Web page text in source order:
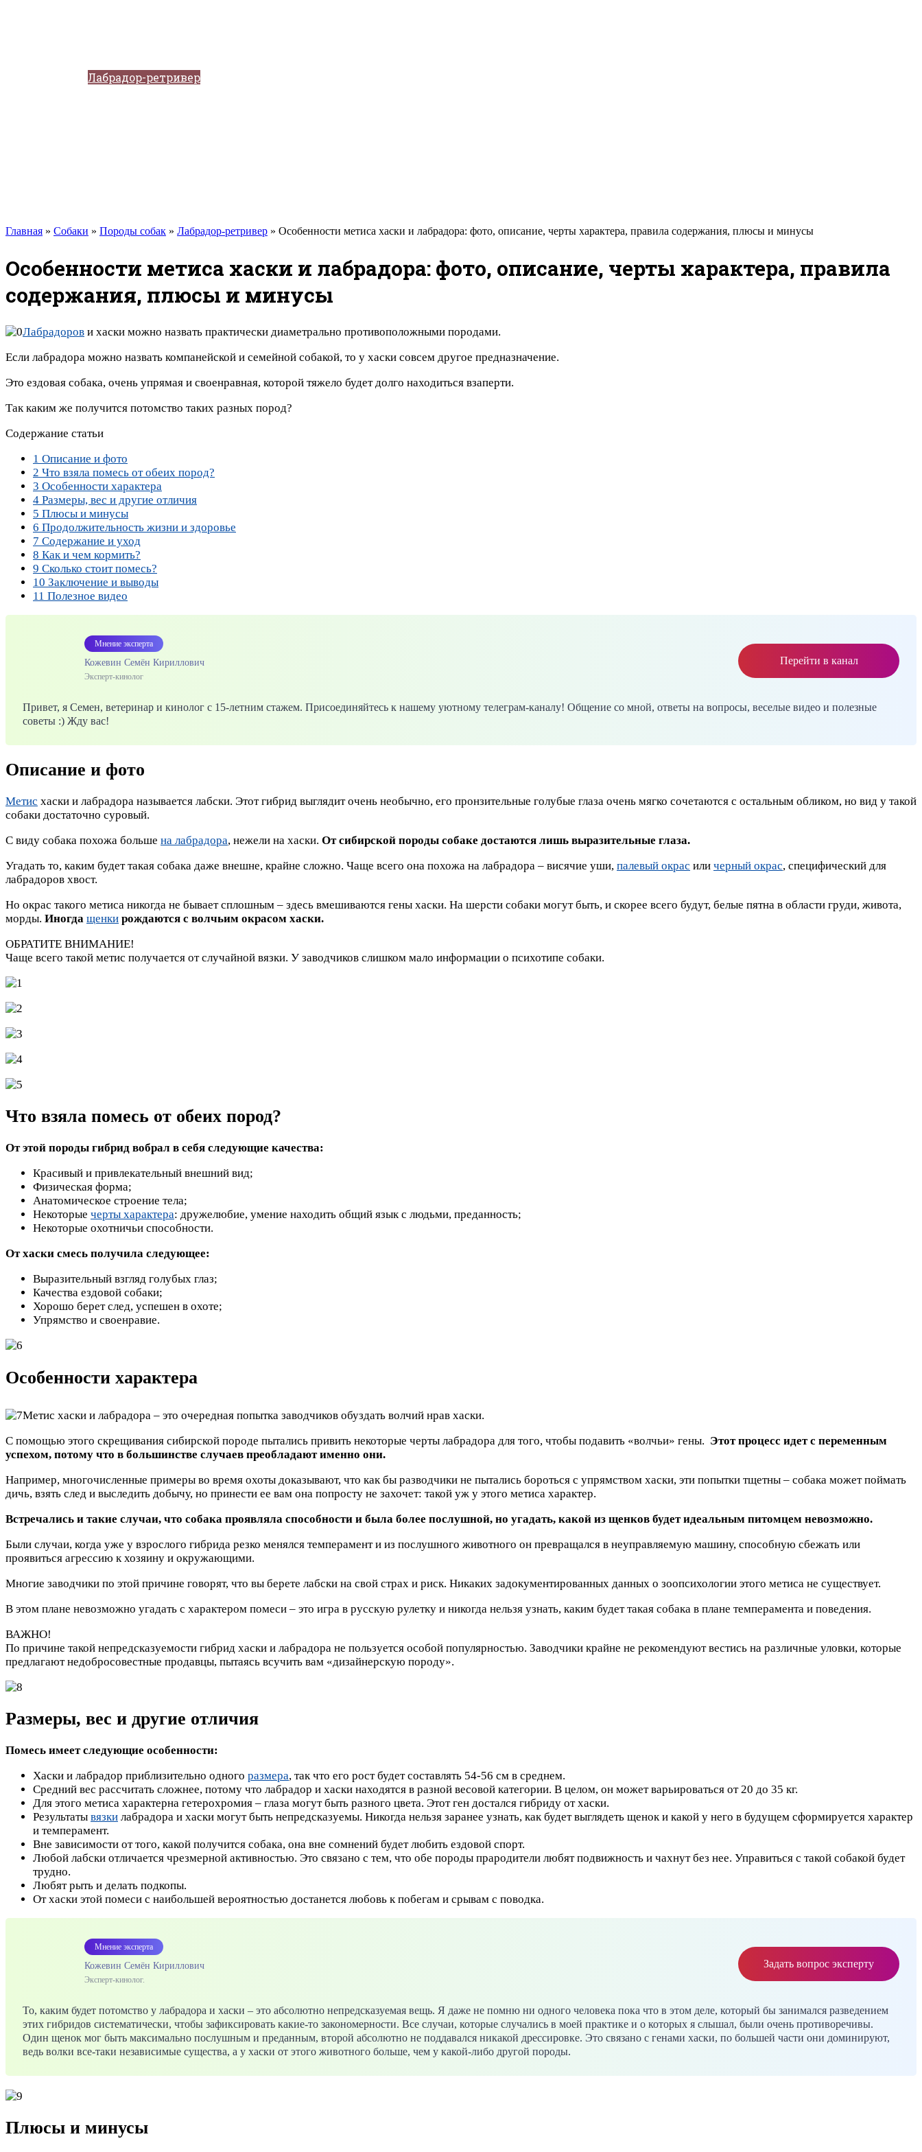
Лабрадор-ретривер
Главная » Собаки » Породы собак » Лабрадор-ретривер » Особенности метиса хаски и лабрадора: фото, описание, черты характера, правила содержания, плюсы и минусы
Особенности метиса хаски и лабрадора: фото, описание, черты характера, правила
содержания, плюсы и минусы
Лабрадоров и хаски можно назвать практически диаметрально противоположными породами.
Если лабрадора можно назвать компанейской и семейной собакой, то у хаски совсем другое предназначение.
Это ездовая собака, очень упрямая и своенравная, которой тяжело будет долго находиться взаперти.
Так каким же получится потомство таких разных пород?
Содержание статьи
1 Описание и фото
2 Что взяла помесь от обеих пород?
3 Особенности характера
4 Размеры, вес и другие отличия
5 Плюсы и минусы
6 Продолжительность жизни и здоровье
7 Содержание и уход
8 Как и чем кормить?
9 Сколько стоит помесь?
10 Заключение и выводы
11 Полезное видео
Мнение эксперта
Кожевин Семён Кириллович
Эксперт-кинолог
Перейти в канал
Привет, я Семен, ветеринар и кинолог с 15-летним стажем. Присоединяйтесь к нашему уютному телеграм-каналу! Общение со мной, ответы на вопросы, веселые видео и полезные
советы :) Жду вас!
Описание и фото
Метис хаски и лабрадора называется лабски. Этот гибрид выглядит очень необычно, его пронзительные голубые глаза очень мягко сочетаются с остальным обликом, но вид у такой
собаки достаточно суровый.
С виду собака похожа больше на лабрадора, нежели на хаски. От сибирской породы собаке достаются лишь выразительные глаза.
Угадать то, каким будет такая собака даже внешне, крайне сложно. Чаще всего она похожа на лабрадора – висячие уши, палевый окрас или черный окрас, специфический для
лабрадоров хвост.
Но окрас такого метиса никогда не бывает сплошным – здесь вмешиваются гены хаски. На шерсти собаки могут быть, и скорее всего будут, белые пятна в области груди, живота,
морды. Иногда щенки рождаются с волчьим окрасом хаски.
ОБРАТИТЕ ВНИМАНИЕ!
Чаще всего такой метис получается от случайной вязки. У заводчиков слишком мало информации о психотипе собаки.
Что взяла помесь от обеих пород?
От этой породы гибрид вобрал в себя следующие качества:
Красивый и привлекательный внешний вид;
Физическая форма;
Анатомическое строение тела;
Некоторые черты характера: дружелюбие, умение находить общий язык с людьми, преданность;
Некоторые охотничьи способности.
От хаски смесь получила следующее:
Выразительный взгляд голубых глаз;
Качества ездовой собаки;
Хорошо берет след, успешен в охоте;
Упрямство и своенравие.
Особенности характера
Метис хаски и лабрадора – это очередная попытка заводчиков обуздать волчий нрав хаски.
С помощью этого скрещивания сибирской породе пытались привить некоторые черты лабрадора для того, чтобы подавить «волчьи» гены. Этот процесс идет с переменным
успехом, потому что в большинстве случаев преобладают именно они.
Например, многочисленные примеры во время охоты доказывают, что как бы разводчики не пытались бороться с упрямством хаски, эти попытки тщетны – собака может поймать
дичь, взять след и выследить добычу, но принести ее вам она попросту не захочет: такой уж у этого метиса характер.
Встречались и такие случаи, что собака проявляла способности и была более послушной, но угадать, какой из щенков будет идеальным питомцем невозможно.
Были случаи, когда уже у взрослого гибрида резко менялся темперамент и из послушного животного он превращался в неуправляемую машину, способную сбежать или
проявиться агрессию к хозяину и окружающими.
Многие заводчики по этой причине говорят, что вы берете лабски на свой страх и риск. Никаких задокументированных данных о зоопсихологии этого метиса не существует.
В этом плане невозможно угадать с характером помеси – это игра в русскую рулетку и никогда нельзя узнать, каким будет такая собака в плане темперамента и поведения.
ВАЖНО!
По причине такой непредсказуемости гибрид хаски и лабрадора не пользуется особой популярностью. Заводчики крайне не рекомендуют вестись на различные уловки, которые
предлагают недобросовестные продавцы, пытаясь всучить вам «дизайнерскую породу».
Размеры, вес и другие отличия
Помесь имеет следующие особенности:
Хаски и лабрадор приблизительно одного размера, так что его рост будет составлять 54-56 см в среднем.
Средний вес рассчитать сложнее, потому что лабрадор и хаски находятся в разной весовой категории. В целом, он может варьироваться от 20 до 35 кг.
Для этого метиса характерна гетерохромия – глаза могут быть разного цвета. Этот ген достался гибриду от хаски.
Результаты вязки лабрадора и хаски могут быть непредсказуемы. Никогда нельзя заранее узнать, как будет выглядеть щенок и какой у него в будущем сформируется характер
и темперамент.
Вне зависимости от того, какой получится собака, она вне сомнений будет любить ездовой спорт.
Любой лабски отличается чрезмерной активностью. Это связано с тем, что обе породы прародители любят подвижность и чахнут без нее. Управиться с такой собакой будет
трудно.
Любят рыть и делать подкопы.
От хаски этой помеси с наибольшей вероятностью достанется любовь к побегам и срывам с поводка.
Мнение эксперта
Кожевин Семён Кириллович
Эксперт-кинолог.
Задать вопрос эксперту
То, каким будет потомство у лабрадора и хаски – это абсолютно непредсказуемая вещь. Я даже не помню ни одного человека пока что в этом деле, который бы занимался разведением
этих гибридов систематически, чтобы зафиксировать какие-то закономерности. Все случаи, которые случались в моей практике и о которых я слышал, были очень противоречивы.
Один щенок мог быть максимально послушным и преданным, второй абсолютно не поддавался никакой дрессировке. Это связано с генами хаски, по большей части они доминируют,
ведь волки все-таки независимые существа, а у хаски от этого животного больше, чем у какой-либо другой породы.
Плюсы и минусы